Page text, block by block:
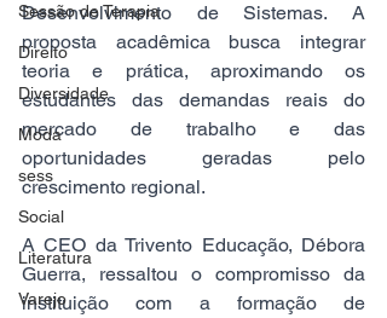
Sessão de Terapia
Direito
Diversidade
Moda
sess
Social
Literatura
Varejo
Desenvolvimento de Sistemas. A
proposta acadêmica busca integrar
teoria e prática, aproximando os
estudantes das demandas reais do
mercado de trabalho e das
oportunidades geradas pelo
crescimento regional.
A CEO da Trivento Educação, Débora
Guerra, ressaltou o compromisso da
instituição com a formação de